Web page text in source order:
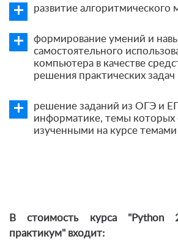
развитие
формирование умений и
самостоятельного
компьютера в качестве
решения практических задач
решение заданий из ОГЭ и
информатике, темы которых
изученными на курсе темами
В стоимость курса "Python
практикум" входит: